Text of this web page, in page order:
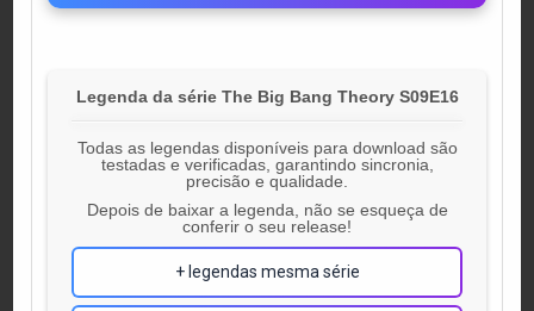
Legenda da série The Big Bang Theory S09E16
Todas as legendas disponíveis para download são
testadas e verificadas, garantindo sincronia,
precisão e qualidade.
Depois de baixar a legenda, não se esqueça de
conferir o seu release!
+ legendas mesma série